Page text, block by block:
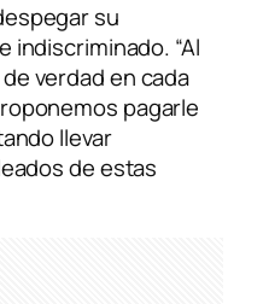
su
indiscriminado. “Al
verdad en cada
pagarle
llevar
de estas